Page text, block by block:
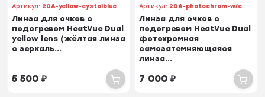
Артикул: 20A-yellow-cystalblue
Линза для очков с
подогревом HeatVue Dual
yellow lens (жёлтая линза
с зеркаль...
5 500₽
Артикул: 20A-photochrom-w/c
Линза для очков с
подогревом HeatVue Dual
фотохромная
самозатемняющаяся
линза...
7 000₽